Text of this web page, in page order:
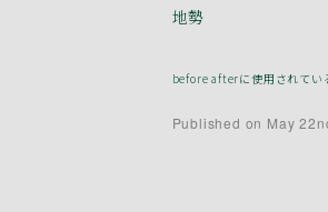
地勢
before afterに使用されてい
Published on May